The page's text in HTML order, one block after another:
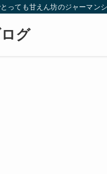
っても甘えん坊のジャーマン
グ